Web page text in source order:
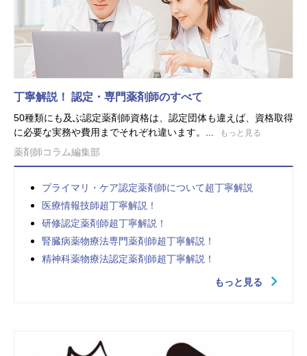
丁寧解説！ 認定・専門薬剤師のすべて
50種類にも及ぶ認定薬剤師資格は、認定団体も違えば、資格取得
に必要な実務や費用までそれぞれ違います。...
もっと見る
薬剤師コラム編集部
プライマリ・ケア認定薬剤師について超丁寧解説
医療情報技師超丁寧解説！
研修認定薬剤師超丁寧解説！
腎臓病薬物療法専門薬剤師超丁寧解説！
精神科薬物療法認定薬剤師超丁寧解説！
もっと見る